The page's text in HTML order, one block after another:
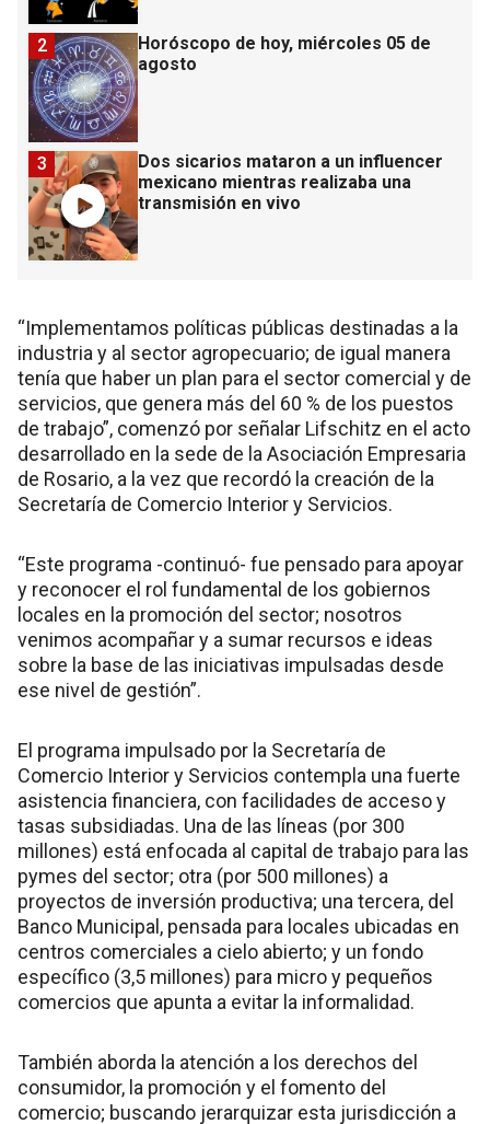
Horóscopo de hoy, miércoles 05 de
agosto
2
Dos sicarios mataron a un influencer
mexicano mientras realizaba una
transmisión en vivo
3
“Implementamos políticas públicas destinadas a la
industria y al sector agropecuario; de igual manera
tenía que haber un plan para el sector comercial y de
servicios, que genera más del 60 % de los puestos
de trabajo”, comenzó por señalar Lifschitz en el acto
desarrollado en la sede de la Asociación Empresaria
de Rosario, a la vez que recordó la creación de la
Secretaría de Comercio Interior y Servicios.
“Este programa -continuó- fue pensado para apoyar
y reconocer el rol fundamental de los gobiernos
locales en la promoción del sector; nosotros
venimos acompañar y a sumar recursos e ideas
sobre la base de las iniciativas impulsadas desde
ese nivel de gestión”.
El programa impulsado por la Secretaría de
Comercio Interior y Servicios contempla una fuerte
asistencia financiera, con facilidades de acceso y
tasas subsidiadas. Una de las líneas (por 300
millones) está enfocada al capital de trabajo para las
pymes del sector; otra (por 500 millones) a
proyectos de inversión productiva; una tercera, del
Banco Municipal, pensada para locales ubicadas en
centros comerciales a cielo abierto; y un fondo
específico (3,5 millones) para micro y pequeños
comercios que apunta a evitar la informalidad.
También aborda la atención a los derechos del
consumidor, la promoción y el fomento del
comercio; buscando jerarquizar esta jurisdicción a